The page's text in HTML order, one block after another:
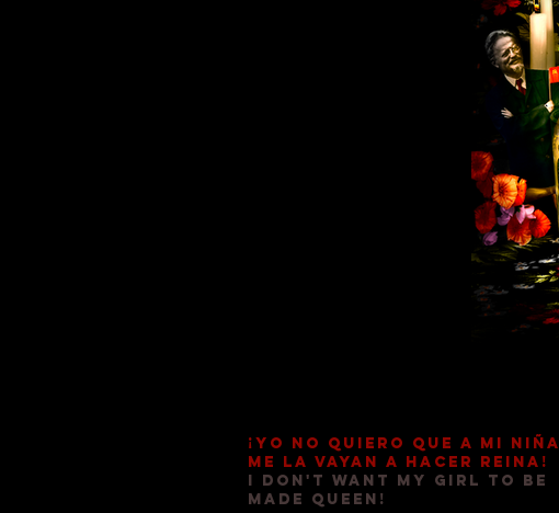
¡Yo no quiero que a mi niña
me la vayan a hacer reina!
I don't want my girl to be
made queen!